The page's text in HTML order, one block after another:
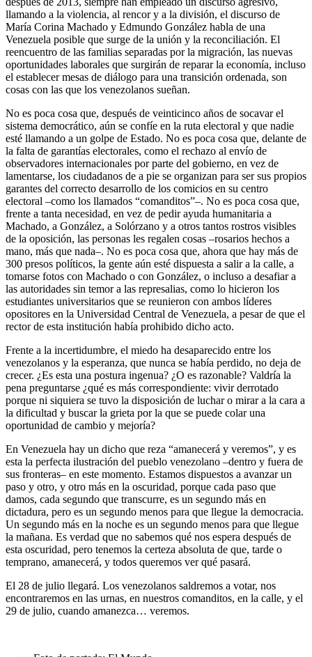
llamando a la violencia, al rencor y a la división, el discurso de
María Corina Machado y Edmundo González habla de una
Venezuela posible que surge de la unión y la reconciliación. El
reencuentro de las familias separadas por la migración, las nuevas
oportunidades laborales que surgirán de reparar la economía, incluso
el establecer mesas de diálogo para una transición ordenada, son
cosas con las que los venezolanos sueñan.
No es poca cosa que, después de veinticinco años de socavar el
sistema democrático, aún se confíe en la ruta electoral y que nadie
esté llamando a un golpe de Estado. No es poca cosa que, delante de
la falta de garantías electorales, como el rechazo al envío de
observadores internacionales por parte del gobierno, en vez de
lamentarse, los ciudadanos de a pie se organizan para ser sus propios
garantes del correcto desarrollo de los comicios en su centro
electoral –como los llamados “comanditos”–. No es poca cosa que,
frente a tanta necesidad, en vez de pedir ayuda humanitaria a
Machado, a González, a Solórzano y a otros tantos rostros visibles
de la oposición, las personas les regalen cosas –rosarios hechos a
mano, más que nada–. No es poca cosa que, ahora que hay más de
300 presos políticos, la gente aún esté dispuesta a salir a la calle, a
tomarse fotos con Machado o con González, o incluso a desafiar a
las autoridades sin temor a las represalias, como lo hicieron los
estudiantes universitarios que se reunieron con ambos líderes
opositores en la Universidad Central de Venezuela, a pesar de que el
rector de esta institución había prohibido dicho acto.
Frente a la incertidumbre, el miedo ha desaparecido entre los
venezolanos y la esperanza, que nunca se había perdido, no deja de
crecer. ¿Es esta una postura ingenua? ¿O es razonable? Valdría la
pena preguntarse ¿qué es más correspondiente: vivir derrotado
porque ni siquiera se tuvo la disposición de luchar o mirar a la cara a
la dificultad y buscar la grieta por la que se puede colar una
oportunidad de cambio y mejoría?
En Venezuela hay un dicho que reza “amanecerá y veremos”, y es
esta la perfecta ilustración del pueblo venezolano –dentro y fuera de
sus fronteras– en este momento. Estamos dispuestos a avanzar un
paso y otro, y otro más en la oscuridad, porque cada paso que
damos, cada segundo que transcurre, es un segundo más en
dictadura, pero es un segundo menos para que llegue la democracia.
Un segundo más en la noche es un segundo menos para que llegue
la mañana. Es verdad que no sabemos qué nos espera después de
esta oscuridad, pero tenemos la certeza absoluta de que, tarde o
temprano, amanecerá, y todos queremos ver qué pasará.
El 28 de julio llegará. Los venezolanos saldremos a votar, nos
encontraremos en las urnas, en nuestros comanditos, en la calle, y el
29 de julio, cuando amanezca… veremos.